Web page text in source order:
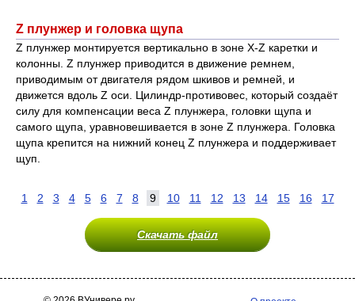
Z плунжер и головка щупа
Z плунжер монтируется вертикально в зоне X-Z каретки и
колонны. Z плунжер приводится в движение ремнем,
приводимым от двигателя рядом шкивов и ремней, и
движется вдоль Z оси. Цилиндр-противовес, который создаёт
силу для компенсации веса Z плунжера, головки щупа и
самого щупа, уравновешивается в зоне Z плунжера. Головка
щупа крепится на нижний конец Z плунжера и поддерживает
щуп.
1 2 3 4 5 6 7 8 9 10 11 12 13 14 15 16 17
Скачать файл